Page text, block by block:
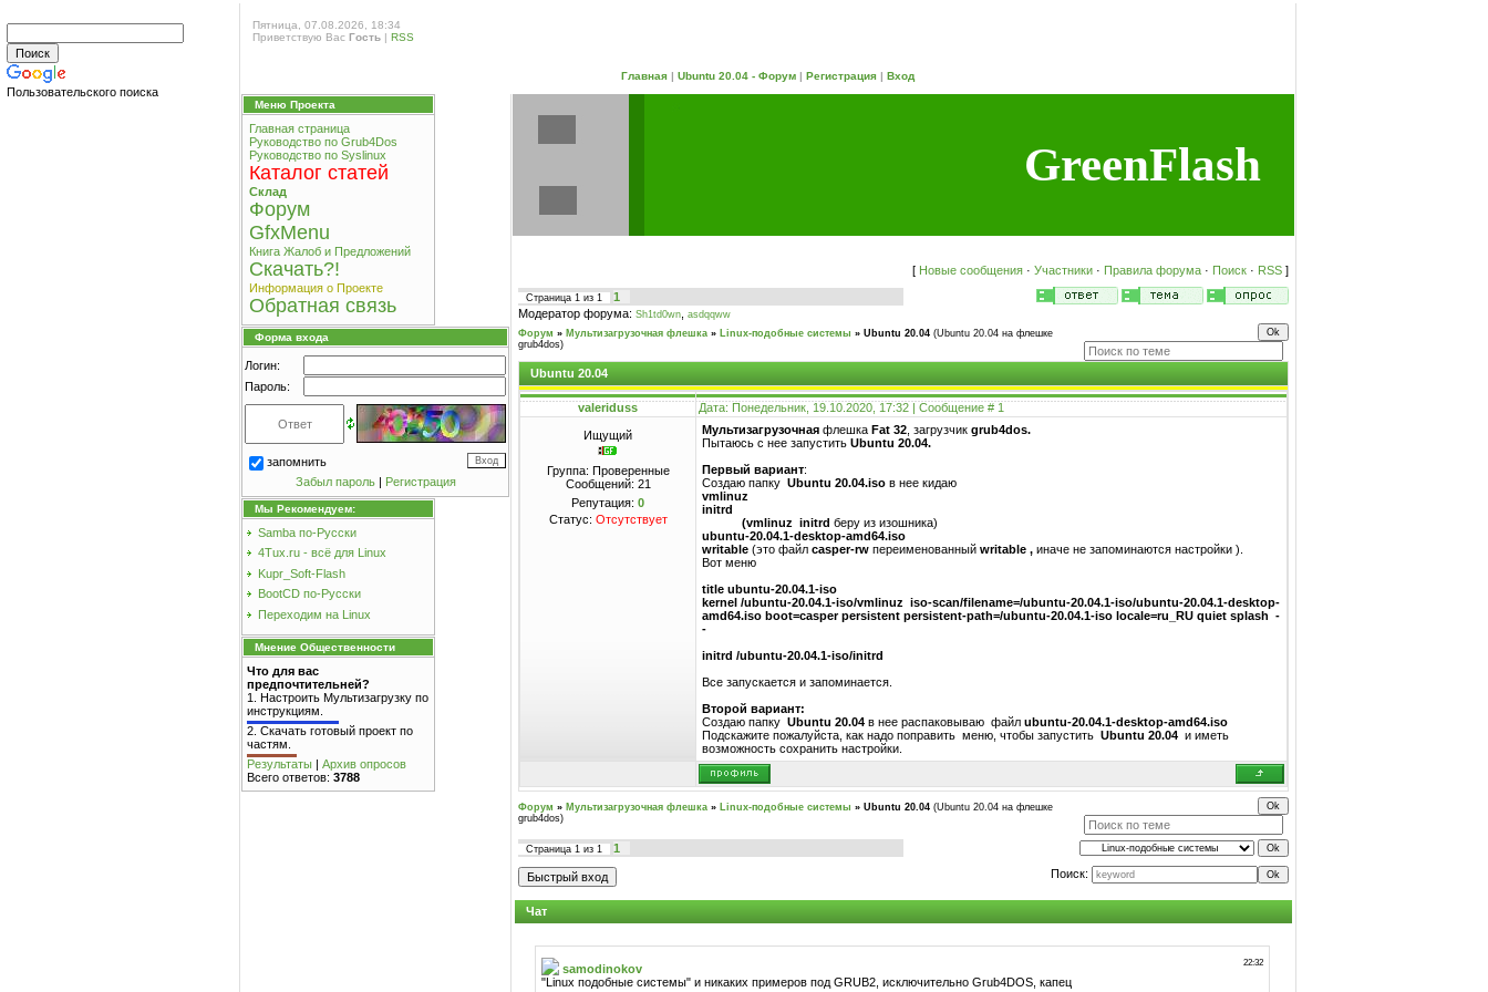
Пользовательского поиска
Пятница, 07.08.2026, 18:34
Приветствую Вас Гость | RSS
Главная | Ubuntu 20.04 - Форум | Регистрация | Вход
Меню Проекта
Главная страница
Руководство по Grub4Dos
Руководство по Syslinux
Каталог статей
Склад
Форум
GfxMenu
Книга Жалоб и Предложений
Cкачать?!
Информация о Проекте
Обратная связь
Форма входа
Логин:
Пароль:
запомнить
Забыл пароль| Регистрация
Мы Рекомендуем:
Samba по-Русски
4Tux.ru - всё для Linux
Kupr_Soft-Flash
BootCD по-Русски
Переходим на Linux
Мнение Общественности
Что для вас
предпочтительней?
1. Настроить Мультизагрузку по
инструкциям.
2. Скачать готовый проект по
частям.
Результаты | Архив опросов
Всего ответов: 3788
GreenFlash
[ Новые сообщения · Участники · Правила форума · Поиск · RSS ]
Страница 1 из 1
1
Модератор форума: Sh1td0wn asdqqww
Форум » Мультизагрузочная флешка » Linux-подобные системы » Ubuntu 20.04 (Ubuntu 20.04 на флешке
grub4dos)
Ubuntu 20.04
valeriduss Дата: Понедельник, 19.10.2020, 17:32 | Сообщение # 1
Ищущий
Группа: Проверенные
Сообщений: 21
Репутация: 0
Статус: Отсутствует
Мультизагрузочная флешка Fat 32 , загрузчик grub4dos.
Пытаюсь с нее запустить Ubuntu 20.04.
Первый вариант:
Cоздаю папку Ubuntu 20.04.iso в нее кидаю
vmlinuz
initrd
(vmlinuz initrd беру из изошника)
ubuntu-20.04.1-desktop-amd64.iso
writable (это файл сasper-rw переименованный writable , иначе не запоминаются настройки ).
Вот меню
title ubuntu-20.04.1-iso
kernel /ubuntu-20.04.1-iso/vmlinuz iso-scan/filename=/ubuntu-20.04.1-iso/ubuntu-20.04.1-desktop-
amd64.iso boot=casper persistent persistent-path=/ubuntu-20.04.1-iso locale=ru_RU quiet splash -
-
initrd /ubuntu-20.04.1-iso/initrd
Все запускается и запоминается.
Второй вариант:
Создаю папку Ubuntu 20.04 в нее распаковываю файл ubuntu-20.04.1-desktop-amd64.iso
Подскажите пожалуйста, как надо поправить меню, чтобы запустить Ubuntu 20.04 и иметь
возможность сохранить настройки.
Форум » Мультизагрузочная флешка » Linux-подобные системы » Ubuntu 20.04 (Ubuntu 20.04 на флешке
grub4dos)
Страница 1 из 1
1
Поиск:
Чат